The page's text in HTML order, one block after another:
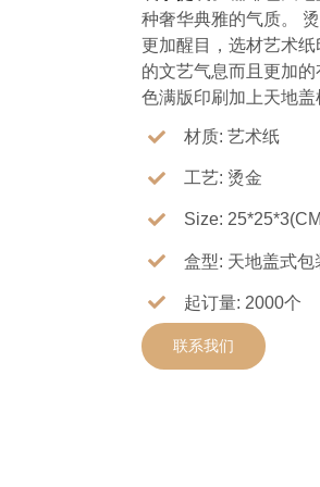
种奢华典雅的气质。
更加醒目，选材艺术
的文艺气息而且更加
色满版印刷加上天地盖
材质: 艺术纸
工艺: 烫金
Size:
盒型: 天地盖式包
起订量: 2000个
联系我们